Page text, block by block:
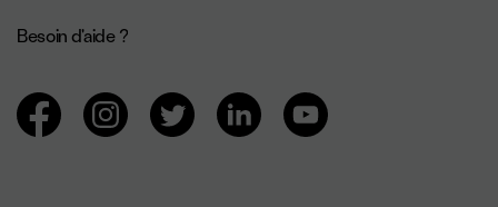
Besoin d'aide ?
Navigation des réseaux sociaux.